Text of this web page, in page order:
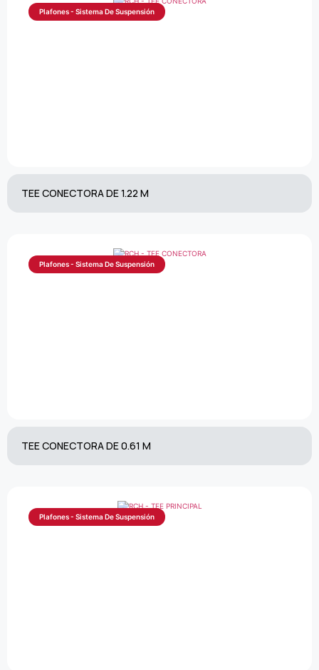
Plafones - Sistema De Suspensión
TEE CONECTORA DE 1.22 M
Plafones - Sistema De Suspensión
TEE CONECTORA DE 0.61 M
Plafones - Sistema De Suspensión